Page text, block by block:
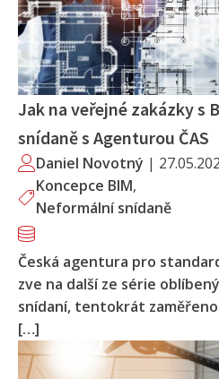
Jak na veřejné zakázky s
snídaně s Agenturou ČAS
Daniel Novotný |
Koncepce BIM,
Neformální snídaně
Česká agentura pro
zve na další ze série
snídaní, tentokrát
[…]